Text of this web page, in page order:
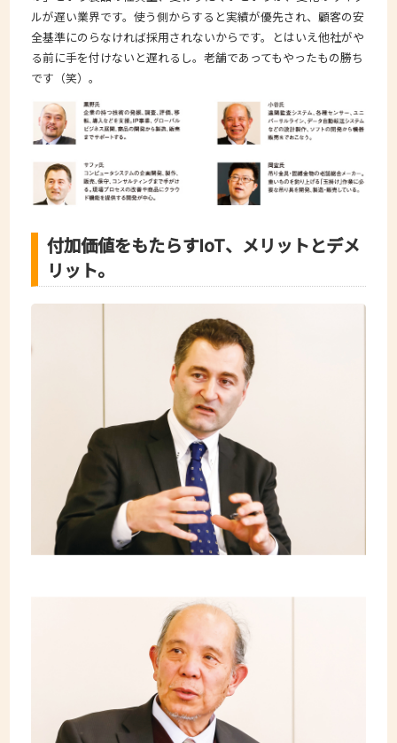
ルが遅い業界です。使う側からすると実績が優先され、顧客の安
全基準にのらなければ採用されないからです。とはいえ他社がや
る前に手を付けないと遅れるし。老舗であってもやったもの勝ち
です（笑）。
付加価値をもたらすIoT、メリットとデメ
リット。